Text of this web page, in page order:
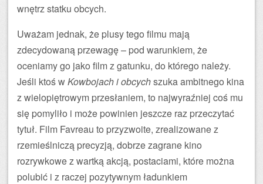
wnętrz statku obcych.
Uważam jednak, że plusy tego filmu mają
zdecydowaną przewagę – pod warunkiem, że
oceniamy go jako film z gatunku, do którego należy.
Jeśli ktoś wKowbojach i obcychszuka ambitnego kina
z wielopiętrowym przesłaniem, to najwyraźniej coś mu
się pomyliło i może powinien jeszcze raz przeczytać
tytuł. Film Favreau to przyzwoite, zrealizowane z
rzemieślniczą precyzją, dobrze zagrane kino
rozrywkowe z wartką akcją, postaciami, które można
polubić i z raczej pozytywnym ładunkiem